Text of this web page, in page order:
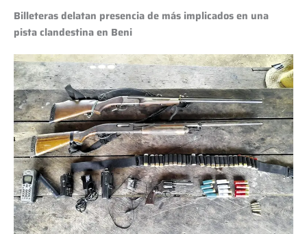
Billeteras delatan presencia de más implicados en una
pista clandestina en Beni